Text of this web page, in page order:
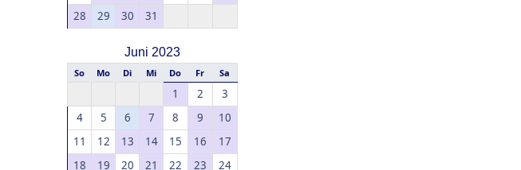
28
29 30 31
Juni 2023
So Mo Di Mi Do Fr Sa
1 2
3
4
5 6 7 8 9
10
11
12 13 14 15 16
17
18
19 20 21 22 23 24